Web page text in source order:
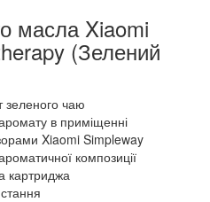
масла Xiaomi
(Зелений
зеленого чаю
в приміщенні
Xiaomi Simpleway
композиції
картриджа